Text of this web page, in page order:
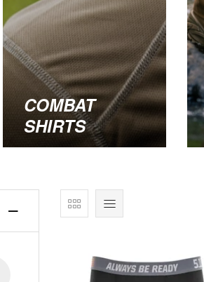
COMBAT
SHIRTS